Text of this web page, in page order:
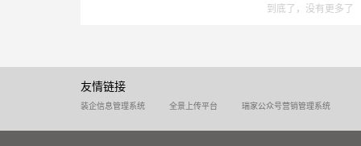
到底了，没有更多了
友情链接
装企信息管理系统 全景上传平台 瑞家公众号营销管理系统